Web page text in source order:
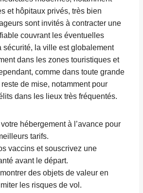
et hôpitaux privés, très bien
sont invités à contracter une
couvrant les éventuelles
sécurité, la ville est globalement
dans les zones touristiques et
comme dans toute grande
de mise, notamment pour
dans les lieux très fréquentés.
hébergement à l’avance pour
tarifs.
vaccins et souscrivez une
avant le départ.
des objets de valeur en
les risques de vol.